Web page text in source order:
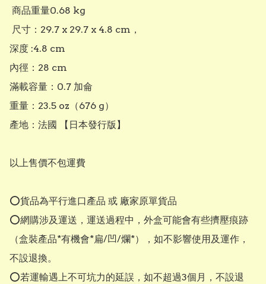
深度 :4.8 cm
內徑：28 cm
滿載容量：0.7 加侖
重量：23.5 oz（676 g）
產地：法國 【日本發行版】
以上售價不包運費
⭕貨品為平行進口產品 或 廠家原單貨品
⭕網購涉及運送，運送過程中，外盒可能會有些擠壓痕跡
（盒裝產品*有機會*扁/凹/爛*），如不影響使用及運作，
不設退換。
⭕若運輸遇上不可坑力的延誤，如不超過3個月，不設退